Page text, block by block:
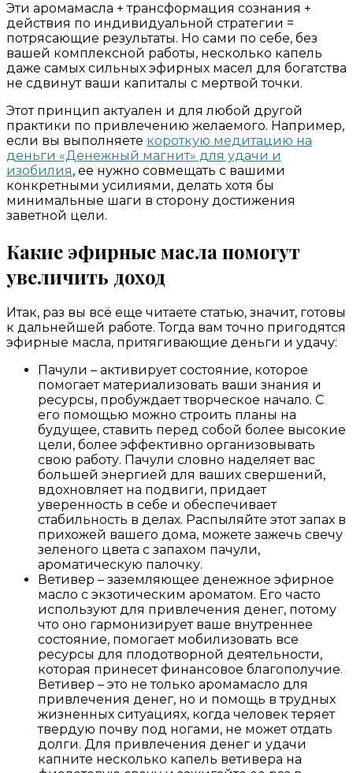
Эти аромамасла + трансформация сознания +
действия по индивидуальной стратегии =
потрясающие результаты. Но сами по себе, без
вашей комплексной работы, несколько капель
даже самых сильных эфирных масел для богатства
не сдвинут ваши капиталы с мертвой точки.
Этот принцип актуален и для любой другой
практики по привлечению желаемого. Например,
если вы выполняете короткую медитацию на
деньги «Денежный магнит» для удачи и
изобилия, ее нужно совмещать с вашими
конкретными усилиями, делать хотя бы
минимальные шаги в сторону достижения
заветной цели.
Какие эфирные масла помогут
увеличить доход
Итак, раз вы всё еще читаете статью, значит, готовы
к дальнейшей работе. Тогда вам точно пригодятся
эфирные масла, притягивающие деньги и удачу:
Пачули – активирует состояние, которое
помогает материализовать ваши знания и
ресурсы, пробуждает творческое начало. С
его помощью можно строить планы на
будущее, ставить перед собой более высокие
цели, более эффективно организовывать
свою работу. Пачули словно наделяет вас
большей энергией для ваших свершений,
вдохновляет на подвиги, придает
уверенность в себе и обеспечивает
стабильность в делах. Распыляйте этот запах в
прихожей вашего дома, можете зажечь свечу
зеленого цвета с запахом пачули,
ароматическую палочку.
Ветивер – заземляющее денежное эфирное
масло с экзотическим ароматом. Его часто
используют для привлечения денег, потому
что оно гармонизирует ваше внутреннее
состояние, помогает мобилизовать все
ресурсы для плодотворной деятельности,
которая принесет финансовое благополучие.
Ветивер – это не только аромамасло для
привлечения денег, но и помощь в трудных
жизненных ситуациях, когда человек теряет
твердую почву под ногами, не может отдать
долги. Для привлечения денег и удачи
капните несколько капель ветивера на